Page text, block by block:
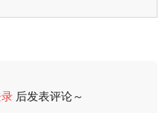
后发表评论～